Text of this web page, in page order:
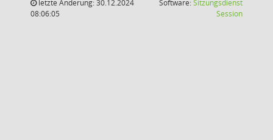
letzte Änderung: 30.12.2024
08:06:05
Software:Sitzungsdienst
Session(Wird in